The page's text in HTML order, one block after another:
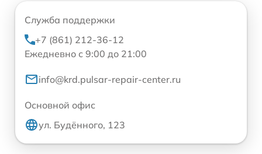
Служба поддержки
+7 (861) 212-36-12
Ежедневно с 9:00 до 21:00
info@krd.pulsar-repair-center.ru
Основной офис
ул. Будённого, 123